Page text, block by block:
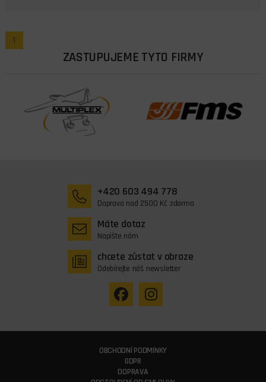
1
ZASTUPUJEME TYTO FIRMY
+420 603 494 778
Doprava nad 2500 Kč zdarma
Máte dotaz
Napište nám
chcete zůstat v obraze
Odebírejte náš newsletter
OBCHODNÍ PODMÍNKY
GDPR
DOPRAVA